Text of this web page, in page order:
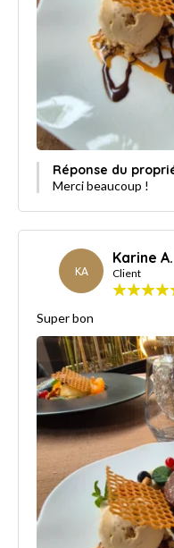
Réponse du
Merci beaucoup !
KA
Karine A.
Client
Super bon